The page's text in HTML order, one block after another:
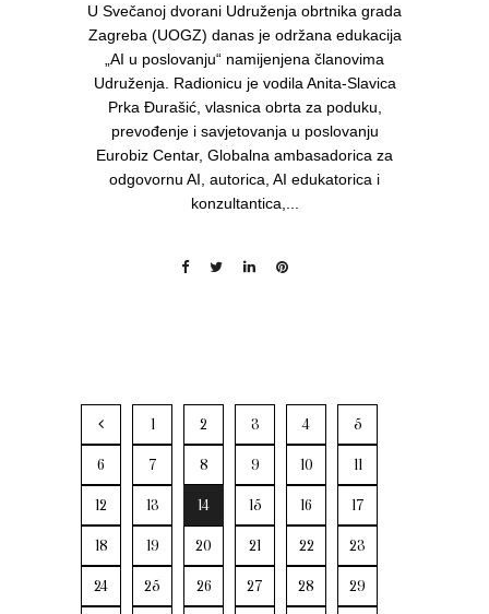
U Svečanoj dvorani Udruženja obrtnika grada
Zagreba (UOGZ) danas je održana edukacija
„AI u poslovanju“ namijenjena članovima
Udruženja. Radionicu je vodila Anita-Slavica
Prka Đurašić, vlasnica obrta za poduku,
prevođenje i savjetovanja u poslovanju
Eurobiz Centar, Globalna ambasadorica za
odgovornu AI, autorica, AI edukatorica i
konzultantica,...
1 2 3 4 5
6 7 8 9 10 11
12 13 14 15 16 17
18 19 20 21 22 23
24 25 26 27 28 29